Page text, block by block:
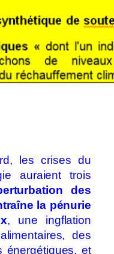
les crises du
auraient trois
des
la pénurie
, une ingflation
des
énergétiques, et